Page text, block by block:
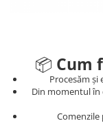
📦 Cum
Procesăm și
Din momentul în
Comenzile